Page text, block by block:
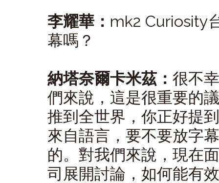
李耀華： mk2 Curiosity
幕嗎？
納塔奈爾卡米茲： 很不
們來說，這是很重要的
推到全世界，你正好提
來自語言，要不要放字
的。對我們來說，現在
司展開討論，如何能有